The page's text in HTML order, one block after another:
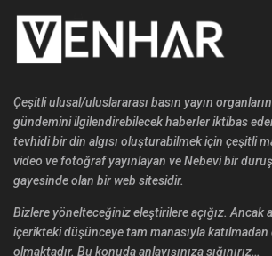
Çeşitli ulusal/uluslararası basın yayın
gündemini ilgilendirebilecek haberler iktibas
tevhidi bir din algısı oluşturabilmek için çeşitli
video ve fotoğraf yayınlayan ve Nebevi bir
gayesinde olan bir web sitesidir.
Bizlere yönelteceğiniz eleştirilere açığız. Ancak
içerikteki düşünceye tam manasıyla katılmadan
olmaktadır. Bu konuda anlayışınıza sığınırız…